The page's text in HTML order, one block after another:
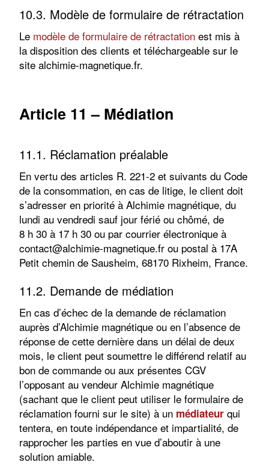
10.3. Modèle de formulaire de rétractation
Le modèle de formulaire de rétractation est mis à
la disposition des clients et téléchargeable sur le
site alchimie-magnetique.fr.
Article 11 – Médiation
11.1. Réclamation préalable
En vertu des articles R. 221-2 et suivants du Code
de la consommation, en cas de litige, le client doit
s’adresser en priorité à Alchimie magnétique, du
lundi au vendredi sauf jour férié ou chômé, de
8 h 30 à 17 h 30 ou par courrier électronique à
contact@alchimie-magnetique.fr ou postal à 17A
Petit chemin de Sausheim, 68170 Rixheim, France.
11.2. Demande de médiation
En cas d’échec de la demande de réclamation
auprès d’Alchimie magnétique ou en l’absence de
réponse de cette dernière dans un délai de deux
mois, le client peut soumettre le différend relatif au
bon de commande ou aux présentes CGV
l’opposant au vendeur Alchimie magnétique
(sachant que le client peut utiliser le formulaire de
réclamation fourni sur le site) à un médiateur qui
tentera, en toute indépendance et impartialité, de
rapprocher les parties en vue d’aboutir à une
solution amiable.